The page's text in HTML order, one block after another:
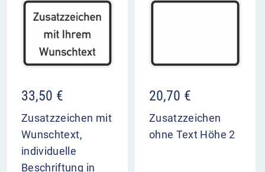
33,50 €
Zusatzzeichen mit
Wunschtext,
individuelle
Beschriftung in
20,70 €
Zusatzzeichen
ohne Text Höhe 2